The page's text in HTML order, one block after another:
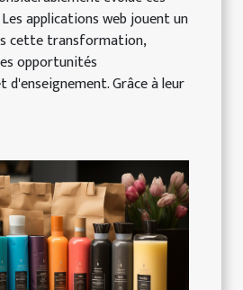
applications web jouent un
cette transformation,
opportunités
d'enseignement. Grâce à leur